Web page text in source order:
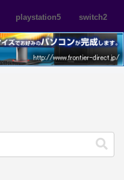
playstation5 switch2